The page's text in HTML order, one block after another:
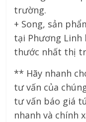
trường.
+ Song, sản
tại Phương Linh
thước nhất thị
** Hãy nhanh
tư vấn của
tư vấn báo giá
nhanh và chính